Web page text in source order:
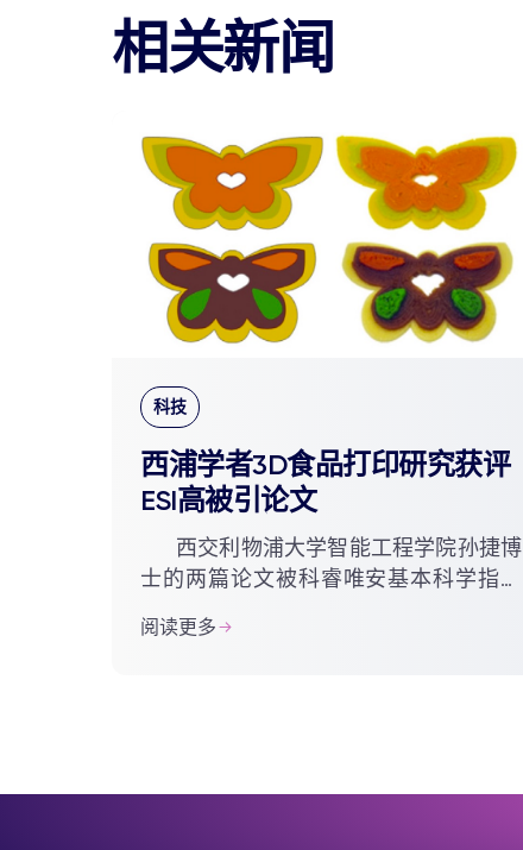
相关新闻
科技
西浦学者3D食品打印研究获评
ESI高被引论文
西交利物浦大学智能工程学院孙捷博
士的两篇论文被科睿唯安基本科学指标
Indicators，简称ESI）评为过去五年高被
阅读更多